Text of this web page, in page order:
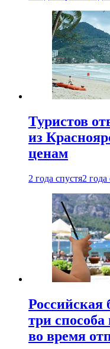
Туристов
из
ценам
2 года спустя2 года
Российская
три способа
во время